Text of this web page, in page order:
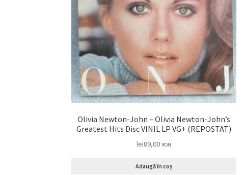
Olivia Newton-John – Olivia Newton-John’s
Greatest Hits Disc VINIL LP VG+ (REPOSTAT)
lei89,00 RON
Adaugă în coș